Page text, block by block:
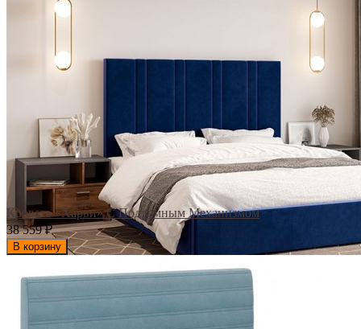
Кровать «Харви» С Подъемным Механизмом
38 559₽
В корзину